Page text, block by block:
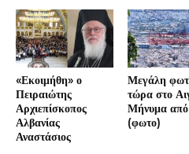
«Εκοιμήθη» ο
Πειραιώτης
Αρχιεπίσκοπος
Αλβανίας
Αναστάσιος
Μεγάλη
τώρα στο
Μήνυμα από
(φωτο)